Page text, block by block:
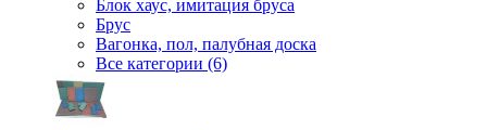
Блок хаус, имитация бруса
Брус
Вагонка, пол, палубная доска
Все категории (6)